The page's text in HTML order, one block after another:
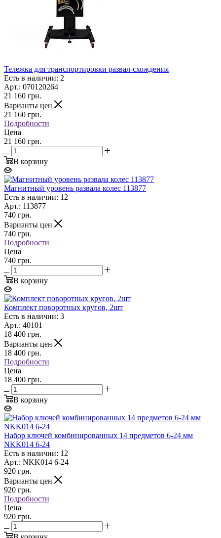
Тележка для транспортировки развал-схождения
Есть в наличии: 2
Арт.: 070120264
21 160 грн.
Варианты цен
21 160 грн.
Подробности
Цена
21 160 грн.
В корзину
Магнитный уровень развала колес 113877
Есть в наличии: 12
Арт.: 113877
740 грн.
Варианты цен
740 грн.
Подробности
Цена
740 грн.
В корзину
Комплект поворотных кругов, 2шт
Есть в наличии: 3
Арт.: 40101
18 400 грн.
Варианты цен
18 400 грн.
Подробности
Цена
18 400 грн.
В корзину
Набор ключей комбинированных 14 предметов 6-24 мм
NKK014 6-24
Есть в наличии: 12
Арт.: NKK014 6-24
920 грн.
Варианты цен
920 грн.
Подробности
Цена
920 грн.